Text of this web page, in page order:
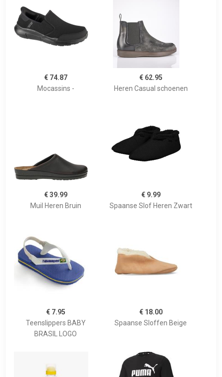
€ 74.87
Mocassins -
€ 62.95
Heren Casual schoenen
€ 39.99
Muil Heren Bruin
€ 9.99
Spaanse Slof Heren Zwart
€ 7.95
Teenslippers BABY
BRASIL LOGO
€ 18.00
Spaanse Sloffen Beige